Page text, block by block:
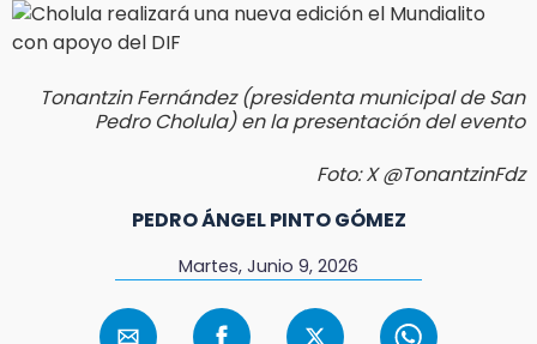
Tonantzin Fernández (presidenta municipal de San
Pedro Cholula) en la presentación del evento
Foto: X @TonantzinFdz
PEDRO ÁNGEL PINTO GÓMEZ
Martes, Junio 9, 2026